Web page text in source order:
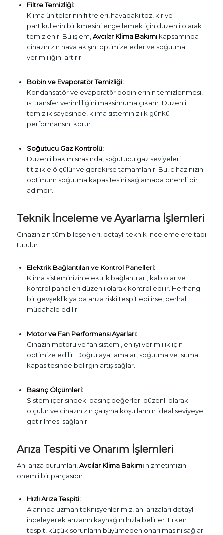
Filtre Temizliği:
Klima ünitelerinin filtreleri, havadaki toz, kir ve
partiküllerin birikmesini engellemek için düzenli olarak
temizlenir. Bu işlem, Avcılar Klima Bakımıkapsamında
cihazınızın hava akışını optimize eder ve soğutma
verimliliğini artırır.
Bobin ve Evaporatör Temizliği:
Kondansatör ve evaporatör bobinlerinin temizlenmesi,
ısı transfer verimliliğini maksimuma çıkarır. Düzenli
temizlik sayesinde, klima sisteminiz ilk günkü
performansını korur.
Soğutucu Gaz Kontrolü:
Düzenli bakım sırasında, soğutucu gaz seviyeleri
titizlikle ölçülür ve gerekirse tamamlanır. Bu, cihazınızın
optimum soğutma kapasitesini sağlamada önemli bir
adımdır.
Teknik İnceleme ve Ayarlama İşlemleri
Cihazınızın tüm bileşenleri, detaylı teknik incelemelere tabi
tutulur.
Elektrik Bağlantıları ve Kontrol Panelleri:
Klima sisteminizin elektrik bağlantıları, kablolar ve
kontrol panelleri düzenli olarak kontrol edilir. Herhangi
bir gevşeklik ya da arıza riski tespit edilirse, derhal
müdahale edilir.
Motor ve Fan Performansı Ayarları:
Cihazın motoru ve fan sistemi, en iyi verimlilik için
optimize edilir. Doğru ayarlamalar, soğutma ve ısıtma
kapasitesinde belirgin artış sağlar.
Basınç Ölçümleri:
Sistem içerisindeki basınç değerleri düzenli olarak
ölçülür ve cihazınızın çalışma koşullarının ideal seviyeye
getirilmesi sağlanır.
Arıza Tespiti ve Onarım İşlemleri
Ani arıza durumları,Avcılar Klima Bakımıhizmetimizin
önemli bir parçasıdır.
Hızlı Arıza Tespiti:
Alanında uzman teknisyenlerimiz, ani arızaları detaylı
inceleyerek arızanın kaynağını hızla belirler. Erken
tespit, küçük sorunların büyümeden onarılmasını sağlar.